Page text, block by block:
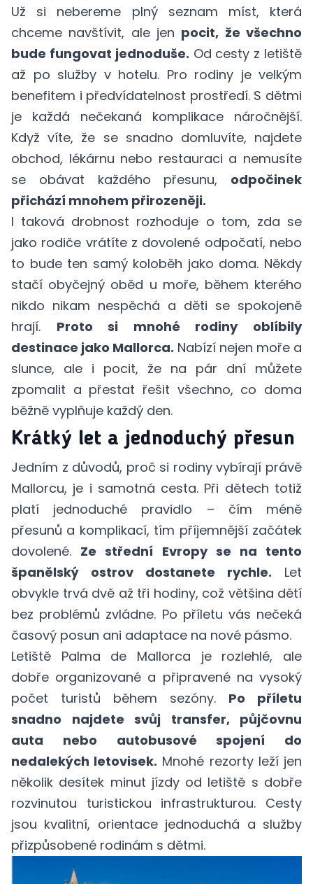
Už si nebereme plný seznam míst, která
chceme navštívit, ale jen pocit, že všechno
bude fungovat jednoduše. Od cesty z letiště
až po služby v hotelu. Pro rodiny je velkým
benefitem i předvídatelnost prostředí. S dětmi
je každá nečekaná komplikace náročnější.
Když víte, že se snadno domluvíte, najdete
obchod, lékárnu nebo restauraci a nemusíte
se obávat každého přesunu, odpočinek
přichází mnohem přirozeněji.
I taková drobnost rozhoduje o tom, zda se
jako rodiče vrátíte z dovolené odpočatí, nebo
to bude ten samý koloběh jako doma. Někdy
stačí obyčejný oběd u moře, během kterého
nikdo nikam nespěchá a děti se spokojeně
hrají. Proto si mnohé rodiny oblíbily
destinace jako Mallorca. Nabízí nejen moře a
slunce, ale i pocit, že na pár dní můžete
zpomalit a přestat řešit všechno, co doma
běžně vyplňuje každý den.
Krátký let a jednoduchý přesun
Jedním z důvodů, proč si rodiny vybírají právě
Mallorcu, je i samotná cesta. Při dětech totiž
platí jednoduché pravidlo – čím méně
přesunů a komplikací, tím příjemnější začátek
dovolené. Ze střední Evropy se na tento
španělský ostrov dostanete rychle. Let
obvykle trvá dvě až tři hodiny, což většina dětí
bez problémů zvládne. Po příletu vás nečeká
časový posun ani adaptace na nové pásmo.
Letiště Palma de Mallorca je rozlehlé, ale
dobře organizované a připravené na vysoký
počet turistů během sezóny. Po příletu
snadno najdete svůj transfer, půjčovnu
auta nebo autobusové spojení do
nedalekých letovisek. Mnohé rezorty leží jen
několik desítek minut jízdy od letiště s dobře
rozvinutou turistickou infrastrukturou. Cesty
jsou kvalitní, orientace jednoduchá a služby
přizpůsobené rodinám s dětmi.